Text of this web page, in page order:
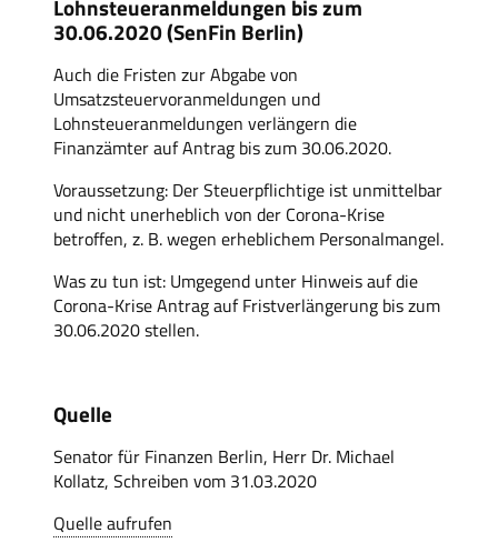
Lohnsteueranmeldungen bis zum
30.06.2020 (SenFin Berlin)
Auch die Fristen zur Abgabe von
Umsatzsteuervoranmeldungen und
Lohnsteueranmeldungen verlängern die
Finanzämter auf Antrag bis zum 30.06.2020.
Voraussetzung: Der Steuerpflichtige ist unmittelbar
und nicht unerheblich von der Corona-Krise
betroffen, z. B. wegen erheblichem Personalmangel.
Was zu tun ist: Umgegend unter Hinweis auf die
Corona-Krise Antrag auf Fristverlängerung bis zum
30.06.2020 stellen.
Quelle
Senator für Finanzen Berlin, Herr Dr. Michael
Kollatz, Schreiben vom 31.03.2020
Quelle aufrufen